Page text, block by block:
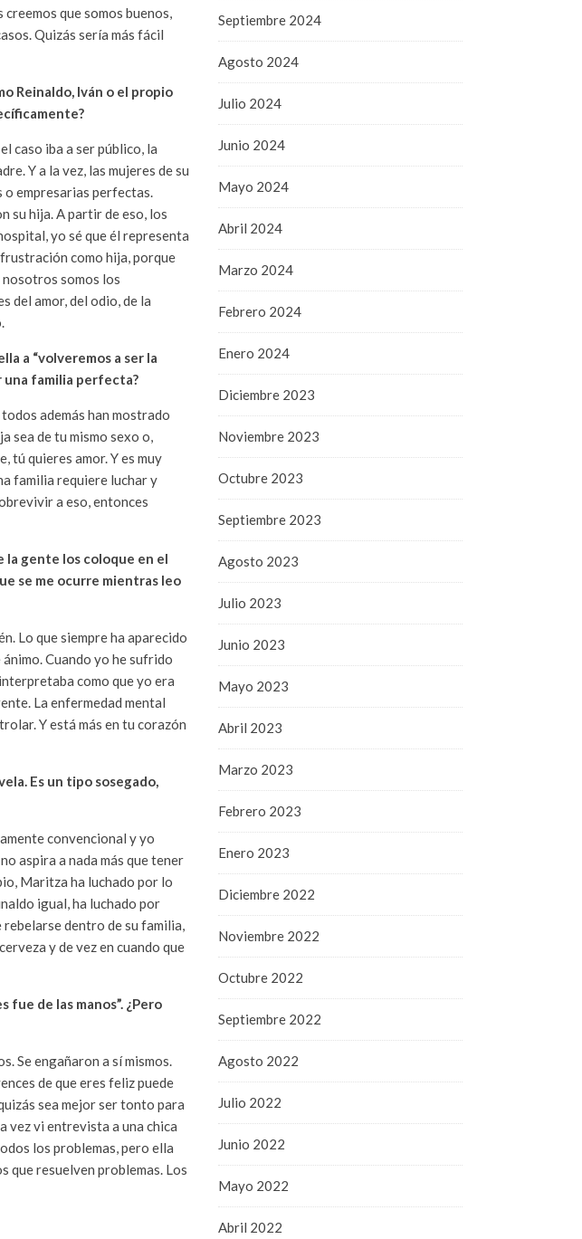
que somos buenos,
Quizás sería más fácil
Reinaldo, Iván o el propio
caso iba a ser público, la
Y a la vez, las mujeres de su
o empresarias perfectas.
su hija. A partir de eso, los
yo sé que él representa
como hija, porque
somos los
del amor, del odio, de la
a “volveremos a ser la
una familia perfecta?
además han mostrado
sea de tu mismo sexo o,
tú quieres amor. Y es muy
familia requiere luchar y
a eso, entonces
la gente los coloque en el
se me ocurre mientras leo
Lo que siempre ha aparecido
Cuando yo he sufrido
como que yo era
La enfermedad mental
Y está más en tu corazón
Es un tipo sosegado,
convencional y yo
aspira a nada más que tener
Maritza ha luchado por lo
igual, ha luchado por
dentro de su familia,
y de vez en cuando que
de las manos”. ¿Pero
Se engañaron a sí mismos.
de que eres feliz puede
sea mejor ser tonto para
vez vi entrevista a una chica
los problemas, pero ella
que resuelven problemas. Los
Septiembre 2024
Agosto 2024
Julio 2024
Junio 2024
Mayo 2024
Abril 2024
Marzo 2024
Febrero 2024
Enero 2024
Diciembre 2023
Noviembre 2023
Octubre 2023
Septiembre 2023
Agosto 2023
Julio 2023
Junio 2023
Mayo 2023
Abril 2023
Marzo 2023
Febrero 2023
Enero 2023
Diciembre 2022
Noviembre 2022
Octubre 2022
Septiembre 2022
Agosto 2022
Julio 2022
Junio 2022
Mayo 2022
Abril 2022